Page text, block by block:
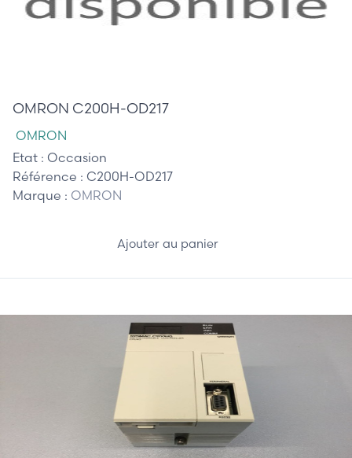
OMRON C200H-OD217
OMRON
Etat : Occasion
Référence : C200H-OD217
Marque : OMRON
Ajouter au panier